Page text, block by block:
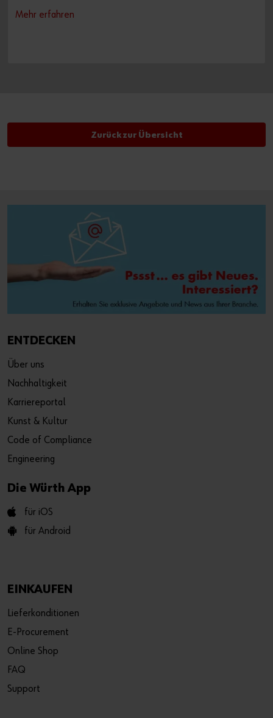
Mehr erfahren
Zurück zur Übersicht
ENTDECKEN
Über uns
Nachhaltigkeit
Karriereportal
Kunst & Kultur
Code of Compliance
Engineering
Die Würth App
für iOS
für Android
EINKAUFEN
Lieferkonditionen
E-Procurement
Online Shop
FAQ
Support